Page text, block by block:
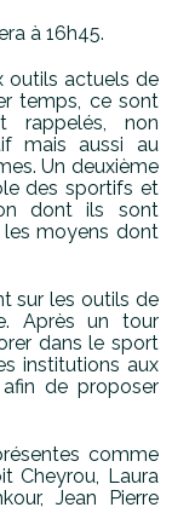
à 16h45.
outils actuels de
temps, ce sont
rappelés, non
mais aussi au
Un deuxième
des sportifs et
dont ils sont
moyens dont
sur les outils de
Après un tour
dans le sport
institutions aux
afin de proposer
comme
Cheyrou, Laura
Jean Pierre